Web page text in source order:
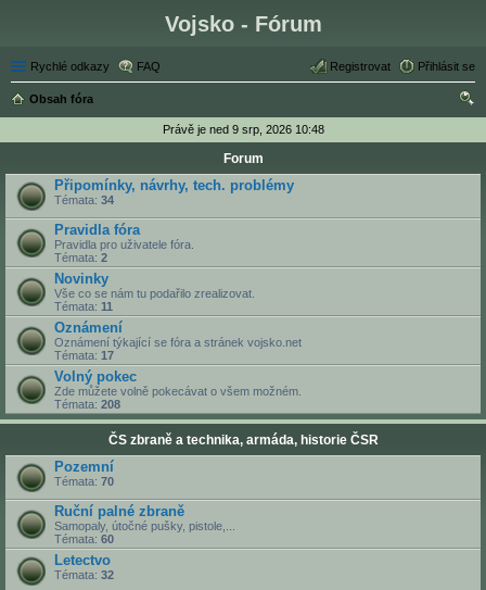
Vojsko - Fórum
Rychlé odkazy FAQ Přihlásit se
Registrovat
Obsah fóra
Právě je ned 9 srp, 2026 10:48
Forum
Připomínky, návrhy, tech. problémy
Témata: 34
Pravidla fóra
Pravidla pro uživatele fóra.
Témata: 2
Novinky
Vše co se nám tu podařilo zrealizovat.
Témata: 11
Oznámení
Oznámení týkající se fóra a stránek vojsko.net
Témata: 17
Volný pokec
Zde můžete volně pokecávat o všem možném.
Témata: 208
ČS zbraně a technika, armáda, historie ČSR
Pozemní
Témata: 70
Ruční palné zbraně
Samopaly, útočné pušky, pistole,...
Témata: 60
Letectvo
Témata: 32